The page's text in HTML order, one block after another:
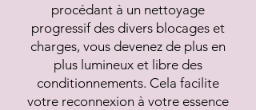
procédant à un nettoyage
progressif des divers blocages et
charges, vous devenez de plus en
plus lumineux et libre des
conditionnements. Cela facilite
votre reconnexion à votre essence